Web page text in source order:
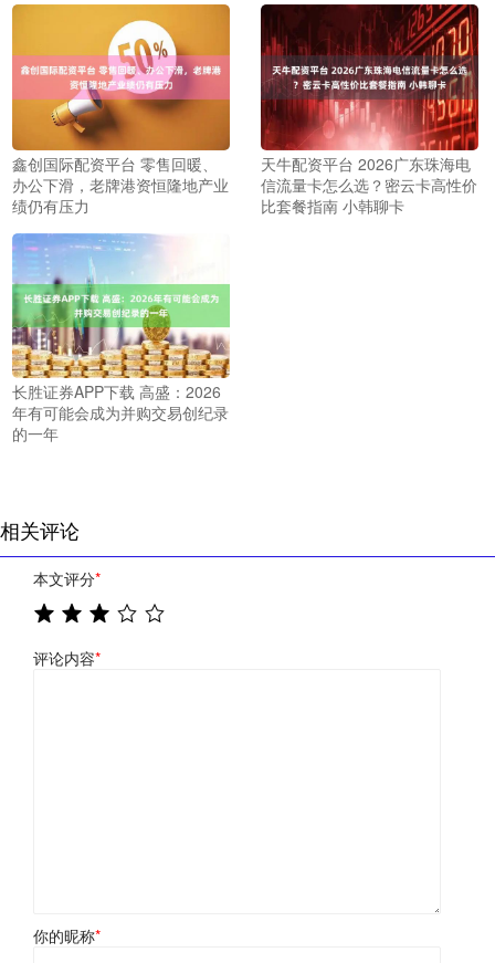
鑫创国际配资平台 零售回暖、
办公下滑，老牌港资恒隆地产业
绩仍有压力
天牛配资平台 2026广东珠海电
信流量卡怎么选？密云卡高性价
比套餐指南 小韩聊卡
长胜证券APP下载 高盛：2026
年有可能会成为并购交易创纪录
的一年
相关评论
本文评分*
评论内容*
你的昵称*